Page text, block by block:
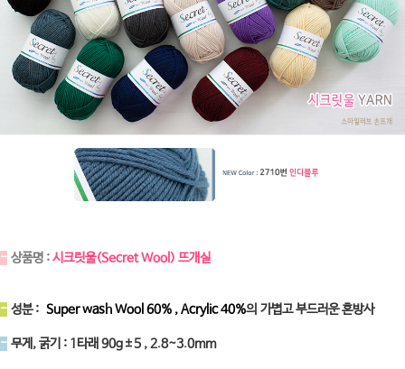
- 상품명 :시크릿울(Secret Wool) 뜨개실
- 성분 : Super wash Wool 60% , Acrylic 40%의 가볍고 부드러운 혼방사
- 무게, 굵기 : 1타래 90g±5 , 2.8~3.0mm